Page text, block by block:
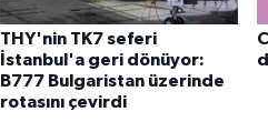
THY'nin TK7 seferi
İstanbul'a geri dönüyor:
B777 Bulgaristan üzerinde
rotasını çevirdi